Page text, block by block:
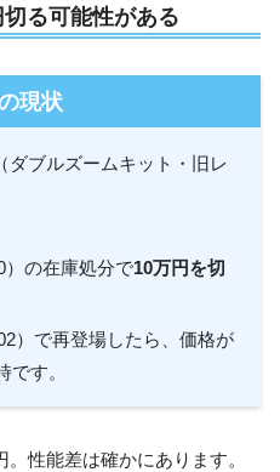
る可能性がある
現状
ダブルズームキット・旧レ
）の在庫処分で10万円を切
）で再登場したら、価格が
です。
性能差は確かにあります。